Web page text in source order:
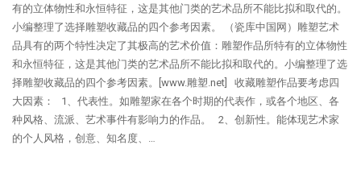
有的立体物性和永恒特征，这是其他门类的艺术品所不能比拟和取代的。
小编整理了选择雕塑收藏品的四个参考因素。 （瓷库中国网）雕塑艺术
品具有的两个特性决定了其极高的艺术价值：雕塑作品所特有的立体物性
和永恒特征，这是其他门类的艺术品所不能比拟和取代的。小编整理了选
择雕塑收藏品的四个参考因素。[www.雕塑.net] 收藏雕塑作品要考虑四
大因素： 1、代表性。如雕塑家在各个时期的代表作，或各个地区、各
种风格、流派、艺术事件有影响力的作品。 2、创新性。能体现艺术家
的个人风格，创意、知名度、…